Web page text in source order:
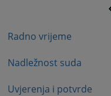
Radno vrijeme
Nadležnost suda
Uvjerenja i potvrde